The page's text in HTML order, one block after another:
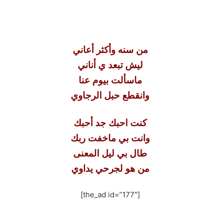
من سنه وأكثر أعاني
ليش تبعد ي أناني
ماسألت بيوم عنا
وانقطع حبل الرجاوي
كنت احبك جد أحبك
وانت بي ماخفت ربك
طال بي ليل المعنى
من هو لجرحي يداوي
[the_ad id=”177″]